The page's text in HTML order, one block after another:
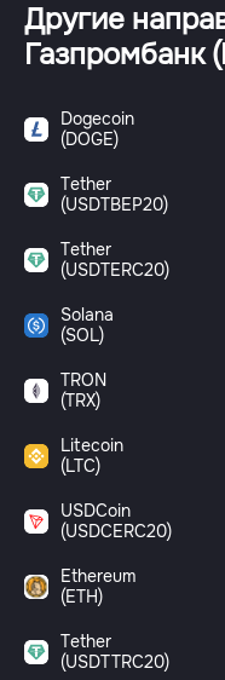
Другие
Газпромбанк
Dogecoin
(DOGE)
Tether
(USDTBEP20)
Tether
(USDTERC20)
Solana
(SOL)
TRON
(TRX)
Litecoin
(LTC)
USDCoin
(USDCERC20)
Ethereum
(ETH)
Tether
(USDTTRC20)